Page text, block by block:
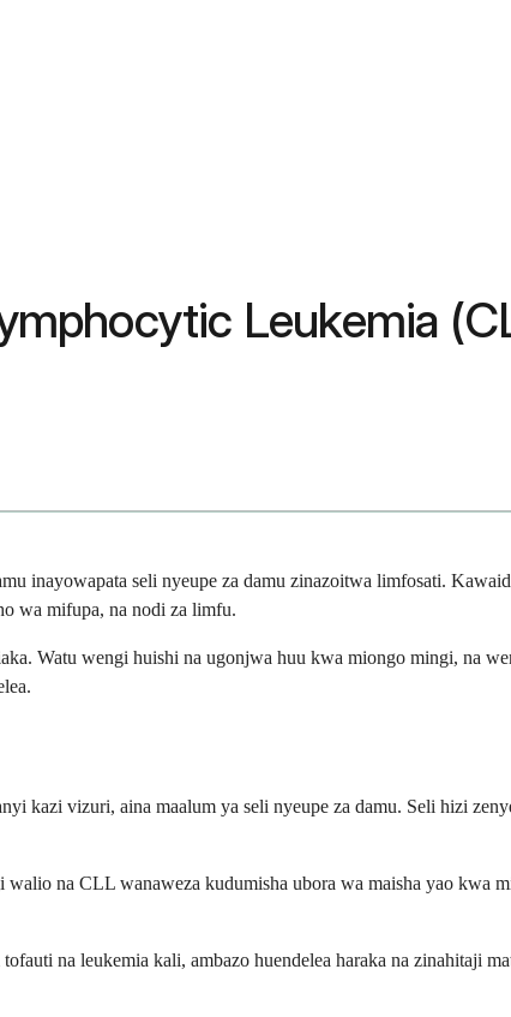
Leukemia
inayowapata seli nyeupe za damu zinazoitwa limfosati.
wa mifupa, na nodi za limfu.
Watu wengi huishi na ugonjwa huu kwa miongo mingi, na
kazi vizuri, aina maalum ya seli nyeupe za damu. Seli hizi
na CLL wanaweza kudumisha ubora wa maisha yao kwa
na leukemia kali, ambazo huendelea haraka na zinahitaji